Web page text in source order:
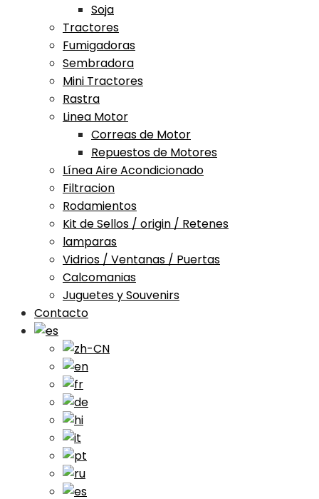
Soja
Tractores
Fumigadoras
Sembradora
Mini Tractores
Rastra
Linea Motor
Correas de Motor
Repuestos de Motores
Línea Aire Acondicionado
Filtracion
Rodamientos
Kit de Sellos / origin / Retenes
lamparas
Vidrios / Ventanas / Puertas
Calcomanias
Juguetes y Souvenirs
Contacto